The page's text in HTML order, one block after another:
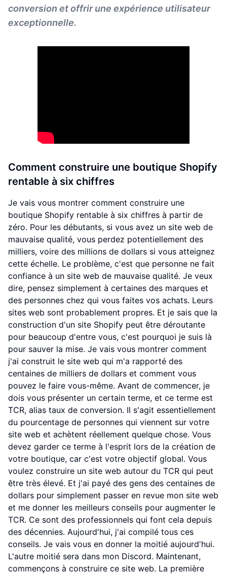
conversion et offrir une expérience utilisateur
exceptionnelle.
Comment construire une boutique Shopify
rentable à six chiffres
Je vais vous montrer comment construire une
boutique Shopify rentable à six chiffres à partir de
zéro. Pour les débutants, si vous avez un site web de
mauvaise qualité, vous perdez potentiellement des
milliers, voire des millions de dollars si vous atteignez
cette échelle. Le problème, c'est que personne ne fait
confiance à un site web de mauvaise qualité. Je veux
dire, pensez simplement à certaines des marques et
des personnes chez qui vous faites vos achats. Leurs
sites web sont probablement propres. Et je sais que la
construction d'un site Shopify peut être déroutante
pour beaucoup d'entre vous, c'est pourquoi je suis là
pour sauver la mise. Je vais vous montrer comment
j'ai construit le site web qui m'a rapporté des
centaines de milliers de dollars et comment vous
pouvez le faire vous-même. Avant de commencer, je
dois vous présenter un certain terme, et ce terme est
TCR, alias taux de conversion. Il s'agit essentiellement
du pourcentage de personnes qui viennent sur votre
site web et achètent réellement quelque chose. Vous
devez garder ce terme à l'esprit lors de la création de
votre boutique, car c'est votre objectif global. Vous
voulez construire un site web autour du TCR qui peut
être très élevé. Et j'ai payé des gens des centaines de
dollars pour simplement passer en revue mon site web
et me donner les meilleurs conseils pour augmenter le
TCR. Ce sont des professionnels qui font cela depuis
des décennies. Aujourd'hui, j'ai compilé tous ces
conseils. Je vais vous en donner la moitié aujourd'hui.
L'autre moitié sera dans mon Discord. Maintenant,
commençons à construire ce site web. La première